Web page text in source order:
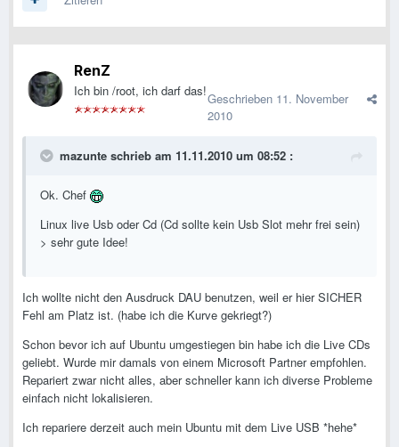
RenZ
Ich bin /root, ich darf das!Geschrieben 11. November
2010
mazunte schrieb am 11.11.2010 um 08:52 :
Ok. Chef
Linux live Usb oder Cd (Cd sollte kein Usb Slot mehr frei sein)
> sehr gute Idee!
Ich wollte nicht den Ausdruck DAU benutzen, weil er hier SICHER
Fehl am Platz ist. (habe ich die Kurve gekriegt?)
Schon bevor ich auf Ubuntu umgestiegen bin habe ich die Live CDs
geliebt. Wurde mir damals von einem Microsoft Partner empfohlen.
Repariert zwar nicht alles, aber schneller kann ich diverse Probleme
einfach nicht lokalisieren.
Ich repariere derzeit auch mein Ubuntu mit dem Live USB *hehe*